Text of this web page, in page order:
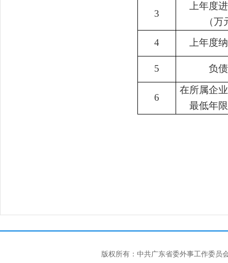
3
上年度
（
4
上年度
5 负
6
在所属企
最低年
版权所有：中共广东省委外事工作委